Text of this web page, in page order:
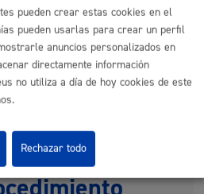
y sentido
pueden crear estas cookies en el
pueden usarlas para crear un perfil
anuncios personalizados en
directamente información
no utiliza a día de hoy cookies de este
Rechazar todo